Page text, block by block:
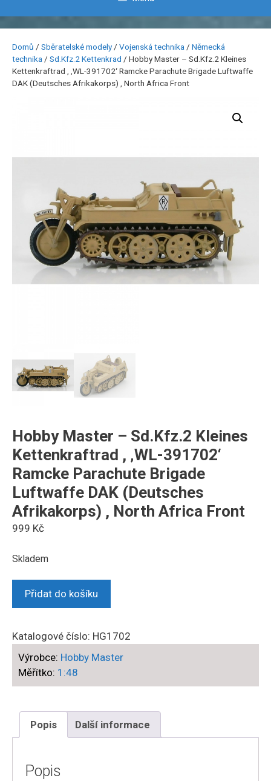
Domů / Sběratelské modely / Vojenská technika / Německá
technika / Sd.Kfz.2 Kettenkrad / Hobby Master – Sd.Kfz.2 Kleines
Kettenkraftrad , ‚WL-391702‘ Ramcke Parachute Brigade Luftwaffe
DAK (Deutsches Afrikakorps) , North Africa Front
Hobby Master – Sd.Kfz.2 Kleines
Kettenkraftrad , ‚WL-391702‘
Ramcke Parachute Brigade
Luftwaffe DAK (Deutsches
Afrikakorps) , North Africa Front
999 Kč
Skladem
Hobby
Sd.Kfz.2
Kleines
Kettenkraftrad
Ramcke
Parachute
Luftwaffe
Přidat do košíku
Katalogové číslo: HG1702
Výrobce: Hobby Master
Měřítko: 1:48
Popis Další informace
Popis